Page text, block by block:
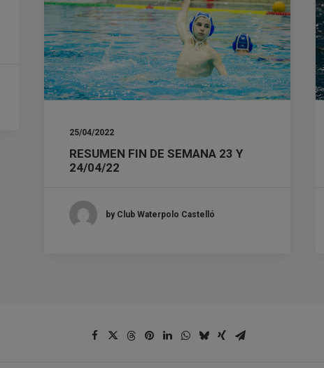
25/04/2022
RESUMEN FIN DE SEMANA 23 Y
24/04/22
by Club Waterpolo Castelló